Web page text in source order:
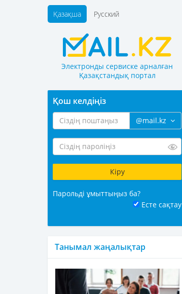
Қазақша Русский
Электронды сервиске арналған
Қазақстандық портал
Қош келдіңіз
@mail.kz
Парольді ұмыттыңыз ба?
Есте сақтау
Танымал жаңалықтар